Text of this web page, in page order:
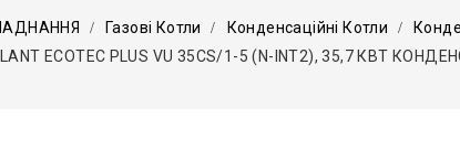
Газові Котли Конденсаційні Котли
ECOTEC PLUS VU 35CS/1-5 (N-INT2), 35,7 КВТ